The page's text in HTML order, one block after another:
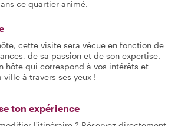
ce quartier animé.
cette visite sera vécue en fonction de
de sa passion et de son expertise.
hôte qui correspond à vos intérêts et
ville à travers ses yeux !
ton expérience